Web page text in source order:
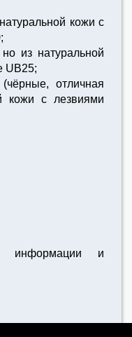
кожи с
из натуральной
UB25;
отличная
кожи с лезвиями
информации и